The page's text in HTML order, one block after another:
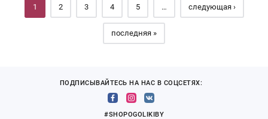
1 2 3 4 5 … следующая ›
последняя »
ПОДПИСЫВАЙТЕСЬ НА НАС В СОЦСЕТЯХ:
#SHOPOGOLIKIBY